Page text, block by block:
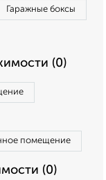
Гаражные боксы
(0)
помещение
(0)